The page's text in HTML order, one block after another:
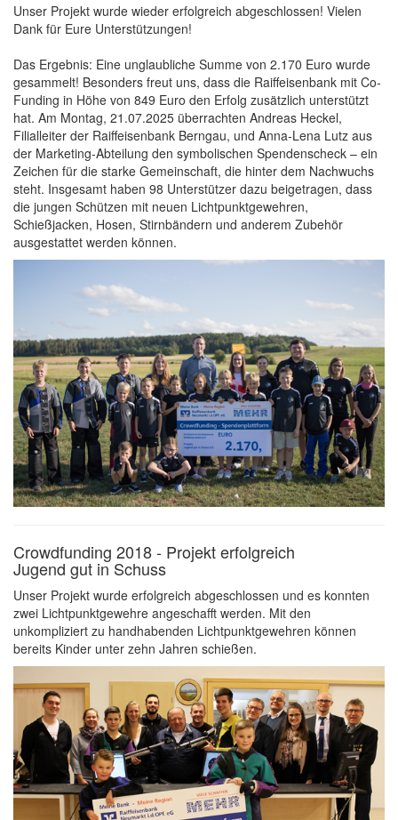
Unser Projekt wurde wieder erfolgreich abgeschlossen! Vielen
Dank für Eure Unterstützungen!
Das Ergebnis: Eine unglaubliche Summe von 2.170 Euro wurde
gesammelt! Besonders freut uns, dass die Raiffeisenbank mit Co-
Funding in Höhe von 849 Euro den Erfolg zusätzlich unterstützt
hat. Am Montag, 21.07.2025 überrachten Andreas Heckel,
Filialleiter der Raiffeisenbank Berngau, und Anna-Lena Lutz aus
der Marketing-Abteilung den symbolischen Spendenscheck – ein
Zeichen für die starke Gemeinschaft, die hinter dem Nachwuchs
steht. Insgesamt haben 98 Unterstützer dazu beigetragen, dass
die jungen Schützen mit neuen Lichtpunktgewehren,
Schießjacken, Hosen, Stirnbändern und anderem Zubehör
ausgestattet werden können.
Crowdfunding 2018 - Projekt erfolgreich
Jugend gut in Schuss
Unser Projekt wurde erfolgreich abgeschlossen und es konnten
zwei Lichtpunktgewehre angeschafft werden. Mit den
unkompliziert zu handhabenden Lichtpunktgewehren können
bereits Kinder unter zehn Jahren schießen.